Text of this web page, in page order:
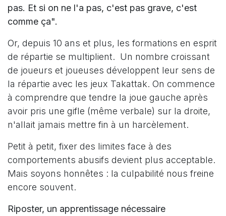
pas.​ Et si on ne l'a pas, c'est pas grave, c'est
comme ça".
Or, depuis 10 ans et plus, les formations en esprit
de répartie se multiplient. Un nombre croissant
de joueurs et joueuses développent leur sens de
la répartie avec les jeux Takattak. On commence
à comprendre que tendre la joue gauche après
avoir pris une gifle (même verbale) sur la droite,
n'allait jamais mettre fin à un harcèlement.
Petit à petit, fixer des limites face à des
comportements abusifs devient plus acceptable.
Mais soyons honnêtes : la culpabilité nous freine
encore souvent.
Riposter, un apprentissage nécessaire​